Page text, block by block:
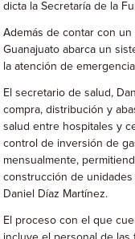
dicta la Secretaría de la
Además de contar con
Guanajuato abarca un
la atención de
El secretario de salud,
compra, distribución y
salud entre hospitales y
control de inversión de
mensualmente,
construcción de
Daniel Díaz Martínez.
El proceso con el que